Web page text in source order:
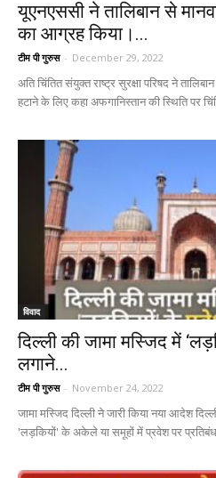
यूएनएससी ने तालिबान से
का आग्रह किया।...
टीम पी गुरुस - December 29, 2022
अति चिंतित संयुक्त राष्ट्र सुरक्षा परिषद ने
हटाने के लिए कहा अफगानिस्तान की स्थिति पर
विवाद
दिल्ली की जामा मस्जिद में
लगाने...
टीम पी गुरुस - November 24, 2022
जामा मस्जिद दिल्ली ने जारी किया नया आदेश
'लड़कियों' के अकेले या समूहों में प्रवेश पर